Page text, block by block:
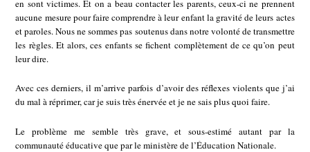
en sont victimes. Et on a beau contacter les parents, ceux-ci ne prennent
aucune mesure pour faire comprendre à leur enfant la gravité de leurs actes
et paroles. Nous ne sommes pas soutenus dans notre volonté de transmettre
les règles. Et alors, ces enfants se fichent complètement de ce qu’on peut
leur dire.
Avec ces derniers, il m’arrive parfois d’avoir des réflexes violents que j’ai
du mal à réprimer, car je suis très énervée et je ne sais plus quoi faire.
Le problème me semble très grave, et sous-estimé autant par la
communauté éducative que par le ministère de l’Éducation Nationale.